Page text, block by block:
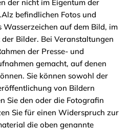
der nicht im Eigentum der
befindlichen Fotos und
auf dem Bild, im
Bilder. Bei Veranstaltungen
der Presse- und
gemacht, auf denen
Sie können sowohl der
von Bildern
Sie den oder die Fotografin
Sie für einen Widerspruch zur
die oben genannte